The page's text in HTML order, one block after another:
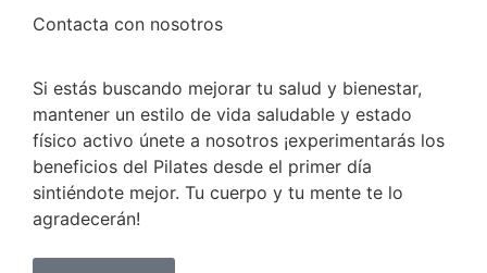
Contacta con nosotros
Si estás buscando mejorar tu salud y bienestar,
mantener un estilo de vida saludable y estado
físico activo únete a nosotros ¡experimentarás los
beneficios del Pilates desde el primer día
sintiéndote mejor. Tu cuerpo y tu mente te lo
agradecerán!